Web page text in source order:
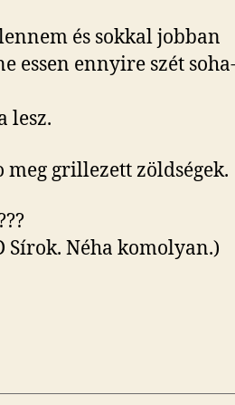
és sokkal jobban
essen ennyire szét soha-
lesz.
meg grillezett zöldségek.
Sírok. Néha komolyan.)